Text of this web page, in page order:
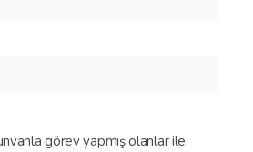
görev yapmış olanlar ile